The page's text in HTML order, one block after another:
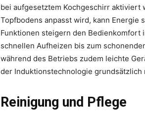
bei aufgesetztem Kochgeschirr aktiviert
Topfbodens anpasst wird, kann Energie
Funktionen steigern den Bedienkomfort
schnellen Aufheizen bis zum
während des Betriebs zudem leichte
der Induktionstechnologie grundsätzlich
Reinigung und Pflege